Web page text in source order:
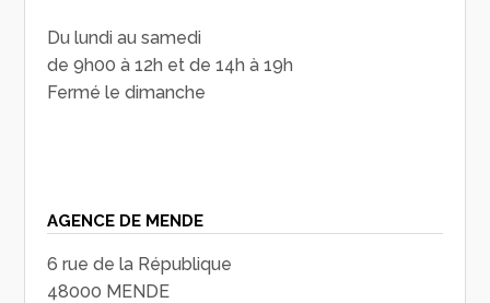
Du lundi au samedi
de 9h00 à 12h et de 14h à 19h
Fermé le dimanche
AGENCE DE MENDE
6 rue de la République
48000 MENDE